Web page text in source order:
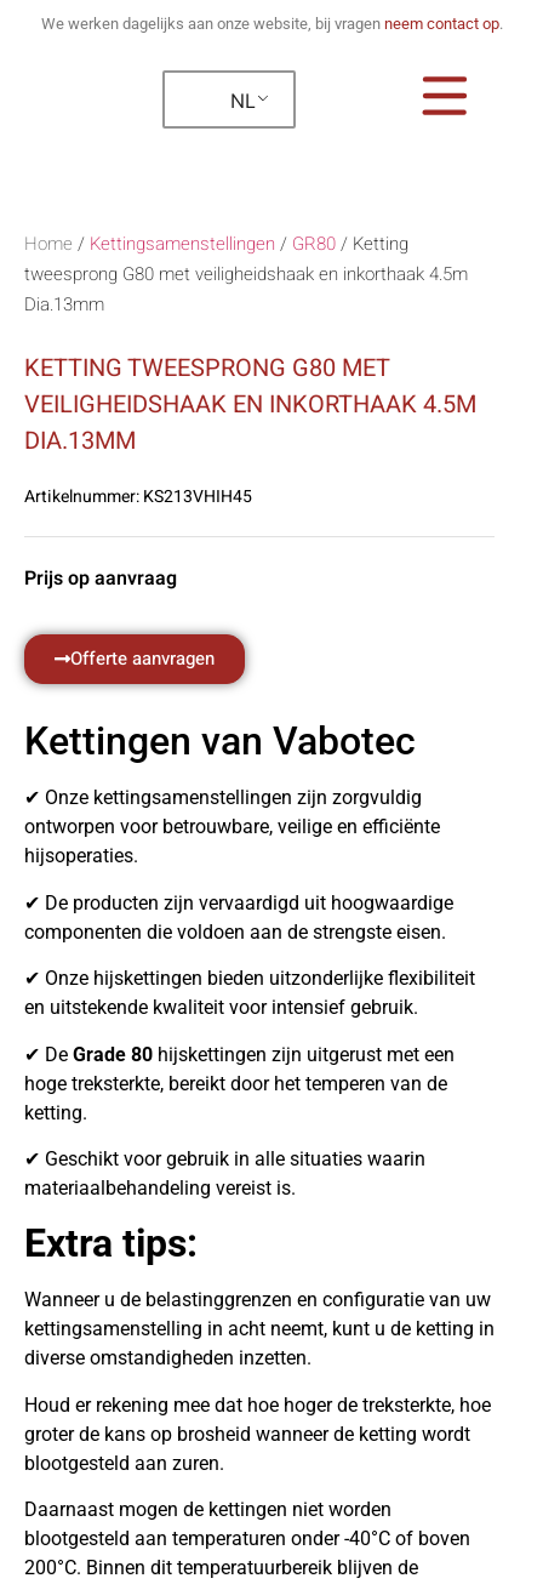
We werken dagelijks aan onze website, bij vragen neem contact op.
NL
Home / Kettingsamenstellingen / GR80/ Ketting
tweesprong G80 met veiligheidshaak en inkorthaak 4.5m
Dia.13mm
KETTING TWEESPRONG G80 MET
VEILIGHEIDSHAAK EN INKORTHAAK 4.5M
DIA.13MM
Artikelnummer:KS213VHIH45
Prijs op aanvraag
Offerte aanvragen
Kettingen van Vabotec
✔ Onze kettingsamenstellingen zijn zorgvuldig
ontworpen voor betrouwbare, veilige en efficiënte
hijsoperaties.
✔ De producten zijn vervaardigd uit hoogwaardige
componenten die voldoen aan de strengste eisen.
✔ Onze hijskettingen bieden uitzonderlijke flexibiliteit
en uitstekende kwaliteit voor intensief gebruik.
✔ De Grade 80 hijskettingen zijn uitgerust met een
hoge treksterkte, bereikt door het temperen van de
ketting.
✔ Geschikt voor gebruik in alle situaties waarin
materiaalbehandeling vereist is.
Extra tips:
Wanneer u de belastinggrenzen en configuratie van uw
kettingsamenstelling in acht neemt, kunt u de ketting in
diverse omstandigheden inzetten.
Houd er rekening mee dat hoe hoger de treksterkte, hoe
groter de kans op brosheid wanneer de ketting wordt
blootgesteld aan zuren.
Daarnaast mogen de kettingen niet worden
blootgesteld aan temperaturen onder -40°C of boven
200°C. Binnen dit temperatuurbereik blijven de